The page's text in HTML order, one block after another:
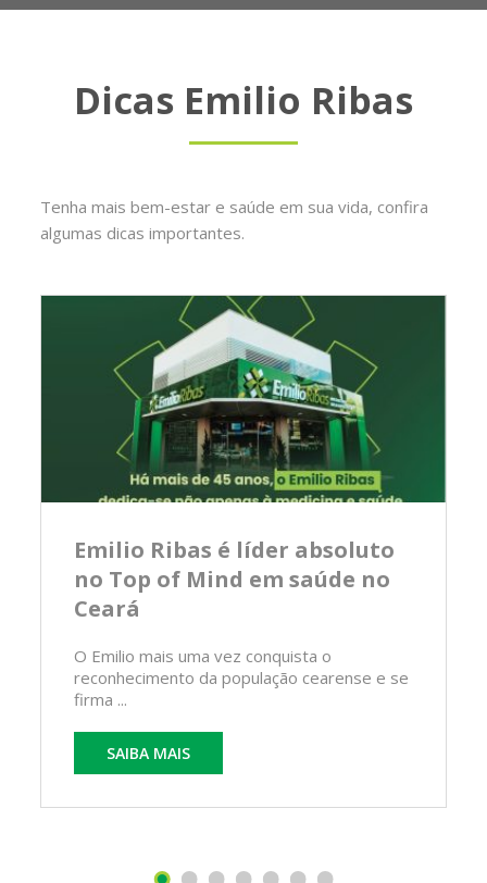
Dicas Emilio Ribas
Tenha mais bem-estar e saúde em sua vida, confira
algumas dicas importantes.
Emilio Ribas é líder absoluto
no Top of Mind em saúde no
Ceará
O Emilio mais uma vez conquista o
reconhecimento da população cearense e se
firma ...
SAIBA MAIS